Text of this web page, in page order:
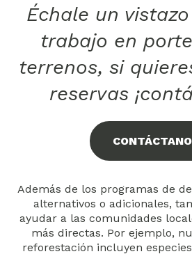
Échale un
trabajo en
terrenos, si
reservas
Además de los programas de
alternativos o adicionales,
ayudar a las comunidades
más directas. Por ejemplo,
reforestación incluyen